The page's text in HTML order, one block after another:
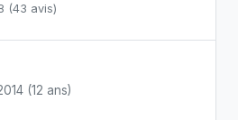
(43 avis)
(12 ans)